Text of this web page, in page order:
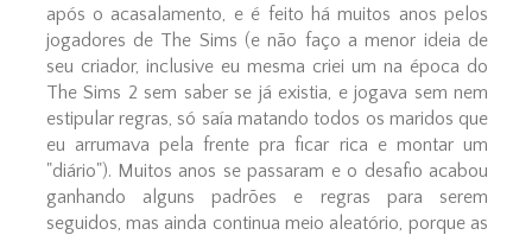
após o acasalamento, e é feito há muitos anos pelos
jogadores de The Sims (e não faço a menor ideia de
seu criador, inclusive eu mesma criei um na época do
The Sims 2 sem saber se já existia, e jogava sem nem
estipular regras, só saía matando todos os maridos que
eu arrumava pela frente pra ficar rica e montar um
"diário"). Muitos anos se passaram e o desafio acabou
ganhando alguns padrões e regras para serem
seguidos, mas ainda continua meio aleatório, porque as